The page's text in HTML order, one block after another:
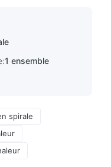
1 ensemble
spirale